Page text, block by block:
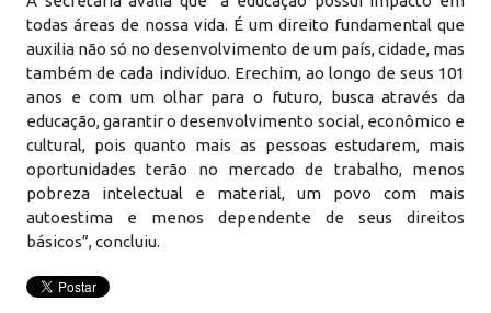
todas áreas de nossa vida. É um direito fundamental que
auxilia não só no desenvolvimento de um país, cidade, mas
também de cada indivíduo. Erechim, ao longo de seus 101
anos e com um olhar para o futuro, busca através da
educação, garantir o desenvolvimento social, econômico e
cultural, pois quanto mais as pessoas estudarem, mais
oportunidades terão no mercado de trabalho, menos
pobreza intelectual e material, um povo com mais
autoestima e menos dependente de seus direitos
básicos”, concluiu.